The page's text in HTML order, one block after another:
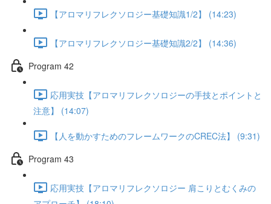
【アロマリフレクソロジー基礎知識1/2】 (14:23)
【アロマリフレクソロジー基礎知識2/2】 (14:36)
Program 42
応用実技【アロマリフレクソロジーの手技とポイントと
注意】 (14:07)
【人を動かすためのフレームワークのCREC法】 (9:31)
Program 43
応用実技【アロマリフレクソロジー 肩こりとむくみの